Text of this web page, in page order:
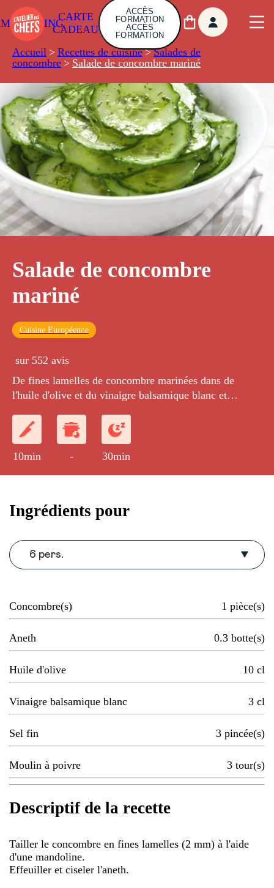
CARTE
CADEAU
ACCÈS
FORMATION
ACCÈS
FORMATION
Accueil > Recettes de cuisine > Salades de
concombre > Salade de concombre mariné
Salade de concombre
mariné
Cuisine Européenne
sur 552 avis
De fines lamelles de concombre marinées dans de
l'huile d'olive et du vinaigre balsamique blanc et
10min - 30min
Ingrédients pour
6 pers.
Concombre(s) 1 pièce(s)
Aneth 0.3 botte(s)
Huile d'olive 10 cl
Vinaigre balsamique blanc 3 cl
Sel fin 3 pincée(s)
Moulin à poivre 3 tour(s)
Descriptif de la recette
Tailler le concombre en fines lamelles (2 mm) à l'aide
d'une mandoline.
Effeuiller et ciseler l'aneth.